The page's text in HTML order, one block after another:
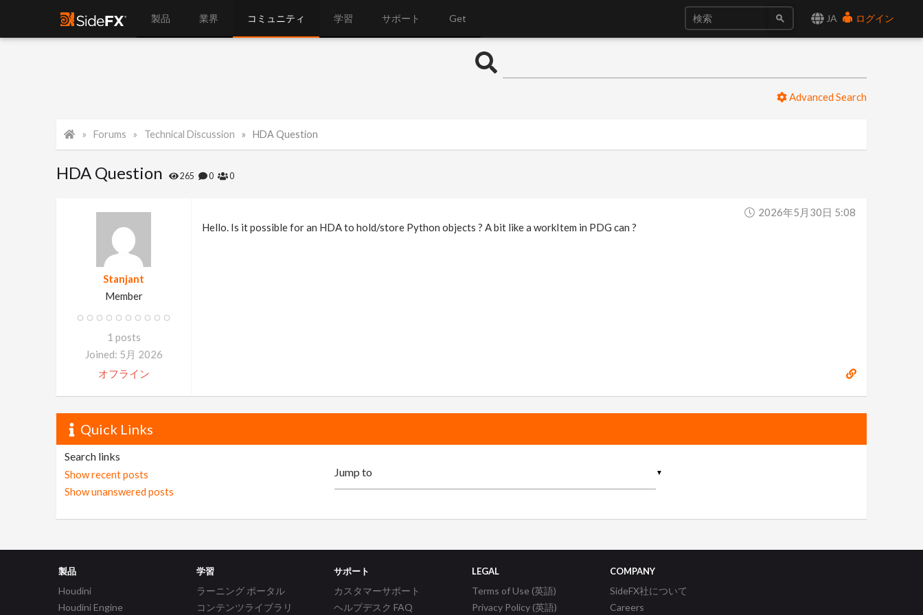
JA ログイン
製品 業界 コミュニティ 学習 サポート Get
Advanced Search
Forums Technical Discussion HDA Question
HDA Question 265 0 0
Stanjant
Member
1 posts
Joined: 5月 2026
オフライン
2026年5月30日 5:08
Hello. Is it possible for an HDA to hold/store Python objects ? A bit like a workItem in PDG can ?
Quick Links
Search links
Show recent posts
Show unanswered posts
▼
製品
Houdini
Houdini Engine
学習
ラーニング ポータル
コンテンツライブラリ
サポート
カスタマーサポート
ヘルプデスク FAQ
LEGAL
Terms of Use (英語)
Privacy Policy (英語)
COMPANY
SideFX社について
Careers